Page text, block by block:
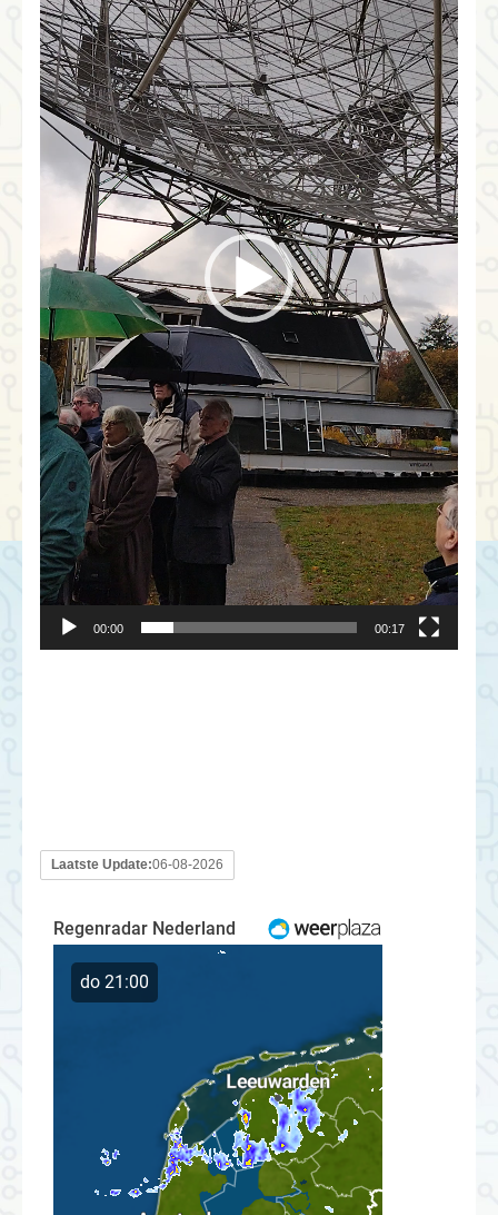
00:00 00:17
Laatste Update:06-08-2026